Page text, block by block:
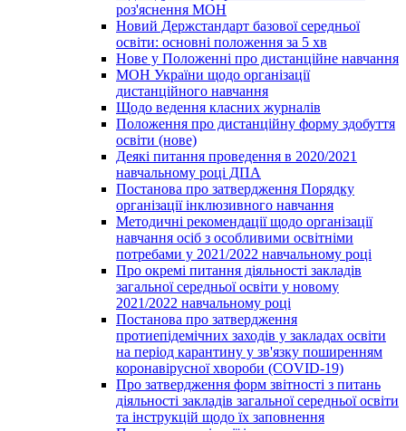
роз'яснення МОН
Новий Держстандарт базової середньої
освіти: основні положення за 5 хв
Нове у Положенні про дистанційне навчання
МОН України щодо організації
дистанційного навчання
Щодо ведення класних журналів
Положення про дистанційну форму здобуття
освіти (нове)
Деякі питання проведення в 2020/2021
навчальному році ДПА
Постанова про затвердження Порядку
організації інклюзивного навчання
Методичні рекомендації щодо організації
навчання осіб з особливими освітніми
потребами у 2021/2022 навчальному році
Про окремі питання діяльності закладів
загальної середньої освіти у новому
2021/2022 навчальному році
Постанова про затвердження
протиепідемічних заходів у закладах освіти
на період карантину у зв'язку поширенням
коронавірусної хвороби (COVID-19)
Про затвердження форм звітності з питань
діяльності закладів загальної середньої освіти
та інструкцій щодо їх заповнення